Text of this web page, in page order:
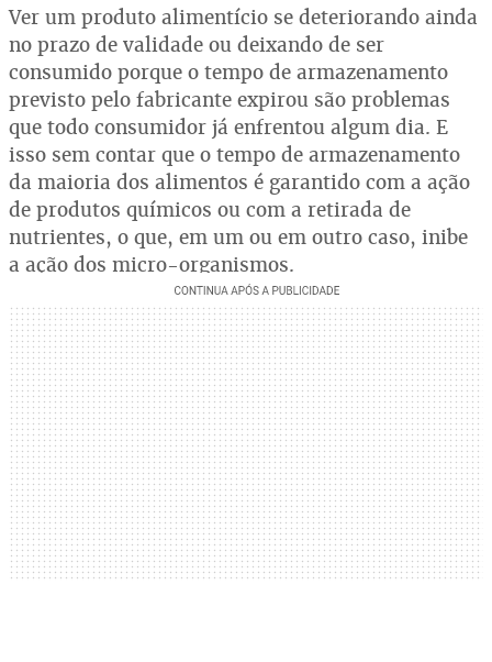
Ver um produto alimentício se deteriorando ainda
no prazo de validade ou deixando de ser
consumido porque o tempo de armazenamento
previsto pelo fabricante expirou são problemas
que todo consumidor já enfrentou algum dia. E
isso sem contar que o tempo de armazenamento
da maioria dos alimentos é garantido com a ação
de produtos químicos ou com a retirada de
nutrientes, o que, em um ou em outro caso, inibe
a ação dos micro-organismos.